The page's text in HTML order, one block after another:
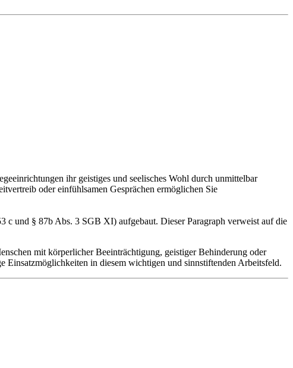
ihr geistiges und seelisches Wohl durch unmittelbar
oder einfühlsamen Gesprächen ermöglichen Sie
und § 87b Abs. 3 SGB XI) aufgebaut. Dieser Paragraph verweist auf die
mit körperlicher Beeinträchtigung, geistiger Behinderung oder
Einsatzmöglichkeiten in diesem wichtigen und sinnstiftenden Arbeitsfeld.